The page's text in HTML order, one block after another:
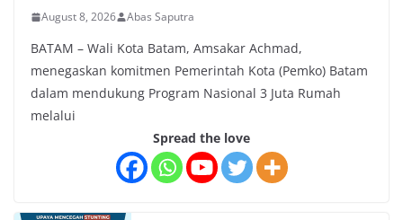
August 8, 2026 Abas Saputra
BATAM – Wali Kota Batam, Amsakar Achmad,
menegaskan komitmen Pemerintah Kota (Pemko) Batam
dalam mendukung Program Nasional 3 Juta Rumah
melalui
Spread the love